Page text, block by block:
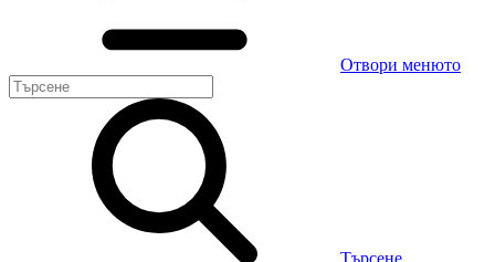
Отвори менюто
Търсене